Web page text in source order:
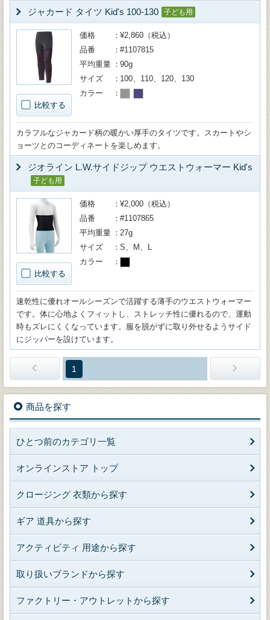
ジャカード タイツ Kid's 100-130 子ども用
比較する
価格
¥2,860（税込）
品番
#1107815
平均重量
90g
サイズ
100、110、120、130
カラー
カラフルなジャカード柄の暖かい厚手のタイツです。スカートやシ
ョーツとのコーディネートを楽しめます。
ジオライン L.W.サイドジップ ウエストウォーマー Kid's
子ども用
比較する
価格
¥2,000（税込）
品番
#1107865
平均重量
27g
サイズ
S、M、L
カラー
速乾性に優れオールシーズンで活躍する薄手のウエストウォーマー
です。体に心地よくフィットし、ストレッチ性に優れるので、運動
時もズレにくくなっています。服を脱がずに取り外せるようサイド
にジッパーを設けています。
1
商品を探す
ひとつ前のカテゴリ一覧
オンラインストア トップ
クロージング 衣類から探す
ギア 道具から探す
アクティビティ 用途から探す
取り扱いブランドから探す
ファクトリー・アウトレットから探す